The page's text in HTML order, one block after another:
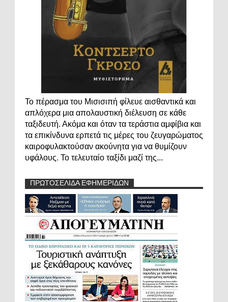
Το πέρασμα του Μισισιπή φίλευε αισθαντικά και
απλόχερα μια απολαυστική διέλευση σε κάθε
ταξιδευτή. Ακόμα και όταν τα τεράστια αμφίβια και
τα επικίνδυνα ερπετά τις μέρες του ζευγαρώματος
καιροφυλακτούσαν ακούνητα για να θυμίζουν
υφάλους. Το τελευταίο ταξίδι μαζί της...
ΠΡΩΤΟΣΕΛΙΔΑ ΕΦΗΜΕΡΙΔΩΝ